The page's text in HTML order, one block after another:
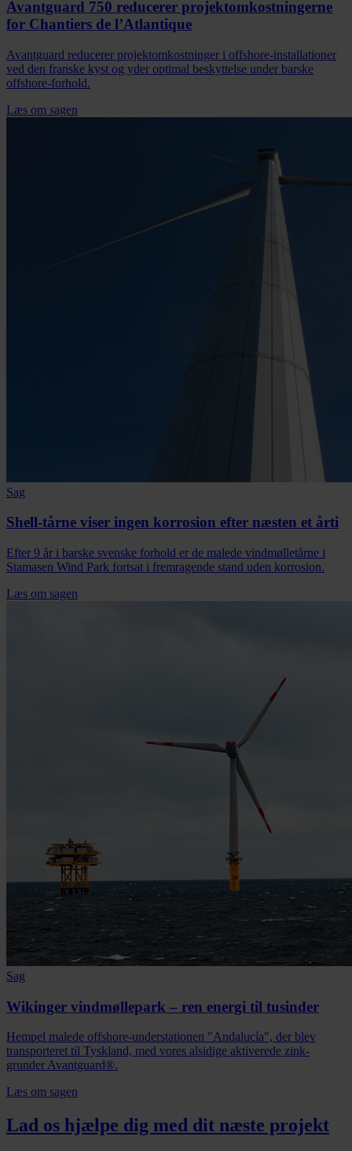
Avantguard 750 reducerer projektomkostningerne
for Chantiers de l’Atlantique
Avantguard reducerer projektomkostninger i offshore-installationer
ved den franske kyst og yder optimal beskyttelse under barske
offshore-forhold.
Læs om sagen
Sag
Shell-tårne viser ingen korrosion efter næsten et årti
Efter 9 år i barske svenske forhold er de malede vindmølletårne i
Stamasen Wind Park fortsat i fremragende stand uden korrosion.
Læs om sagen
Sag
Wikinger vindmøllepark – ren energi til tusinder
Hempel malede offshore-understationen "Andalucía", der blev
transporteret til Tyskland, med vores alsidige aktiverede zink-
grunder Avantguard®.
Læs om sagen
Lad os hjælpe dig med dit næste projekt